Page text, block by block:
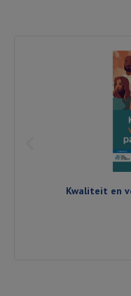
Kwaliteit en